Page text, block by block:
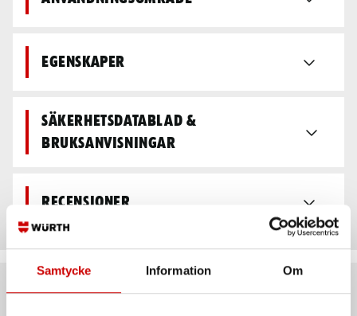
Samtycke Information Om
Egenskaper
Säkerhetsdatablad &
bruksanvisningar
Recensioner
Rekommenderat baserat på vald produkt